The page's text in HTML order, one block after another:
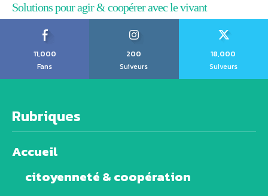
Solutions pour agir & coopérer avec le vivant
11,000
Fans
200
Suiveurs
18,000
Suiveurs
Rubriques
Accueil
citoyenneté & coopération